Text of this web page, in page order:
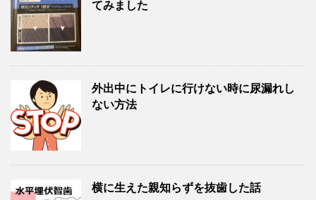
てみました
外出中にトイレに行けない時に尿漏れし
ない方法
横に生えた親知らずを抜歯した話